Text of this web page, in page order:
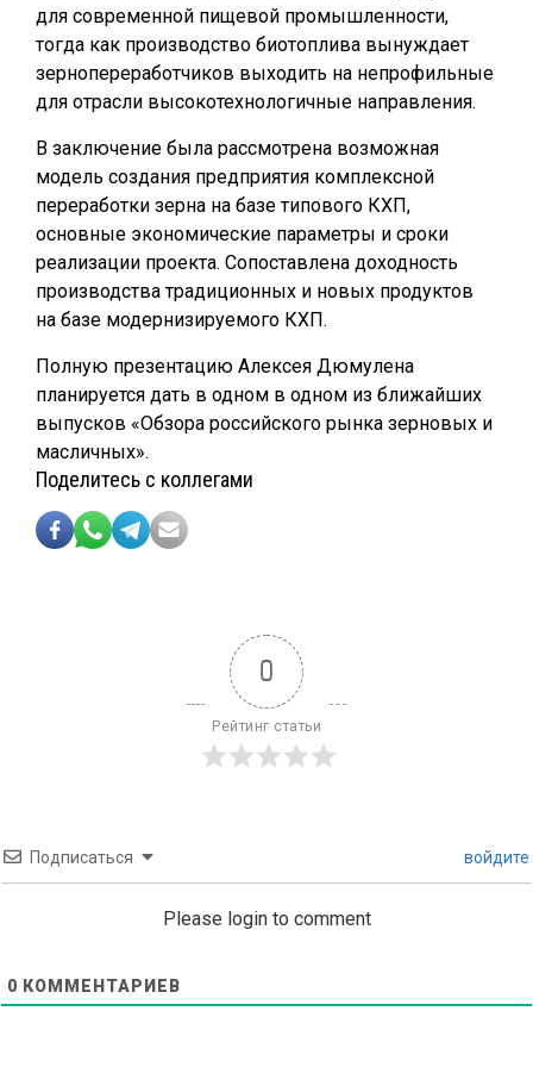
для современной пищевой промышленности,
тогда как производство биотоплива вынуждает
зернопереработчиков выходить на непрофильные
для отрасли высокотехнологичные направления.
В заключение была рассмотрена возможная
модель создания предприятия комплексной
переработки зерна на базе типового КХП,
основные экономические параметры и сроки
реализации проекта. Сопоставлена доходность
производства традиционных и новых продуктов
на базе модернизируемого КХП.
Полную презентацию Алексея Дюмулена
планируется дать в одном в одном из ближайших
выпусков «Обзора российского рынка зерновых и
масличных».
Поделитесь с коллегами
0
Рейтинг статьи
Подписаться войдите
Please login to comment
0 КОММЕНТАРИЕВ